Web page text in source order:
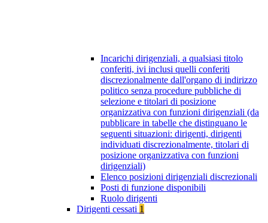
Incarichi dirigenziali, a qualsiasi titolo
conferiti, ivi inclusi quelli conferiti
discrezionalmente dall'organo di indirizzo
politico senza procedure pubbliche di
selezione e titolari di posizione
organizzativa con funzioni dirigenziali (da
pubblicare in tabelle che distinguano le
seguenti situazioni: dirigenti, dirigenti
individuati discrezionalmente, titolari di
posizione organizzativa con funzioni
dirigenziali)
Elenco posizioni dirigenziali discrezionali
Posti di funzione disponibili
Ruolo dirigenti
Dirigenti cessati 1